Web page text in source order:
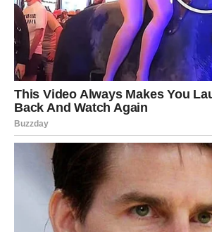
Lav konačno biva viđen
Talenti dolaze do izražaja
Okolina počinje da poštuje vaš trud
Ljubav
Ljubav postaje izvor:
Radosti
Inspiracije